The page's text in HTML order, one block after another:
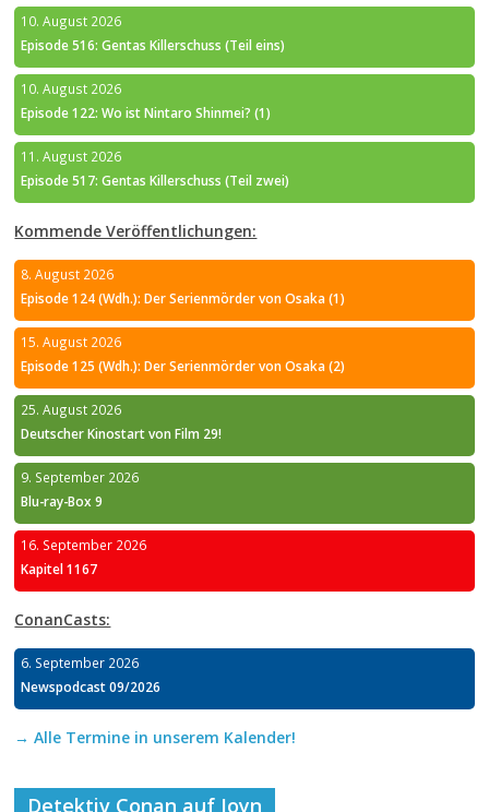
10. August 2026
Episode 516: Gentas Killerschuss (Teil eins)
10. August 2026
Episode 122: Wo ist Nintaro Shinmei? (1)
11. August 2026
Episode 517: Gentas Killerschuss (Teil zwei)
Kommende Veröffentlichungen:
8. August 2026
Episode 124 (Wdh.): Der Serienmörder von Osaka (1)
15. August 2026
Episode 125 (Wdh.): Der Serienmörder von Osaka (2)
25. August 2026
Deutscher Kinostart von Film 29!
9. September 2026
Blu-ray-Box 9
16. September 2026
Kapitel 1167
ConanCasts:
6. September 2026
Newspodcast 09/2026
→ Alle Termine in unserem Kalender!
Detektiv Conan auf Joyn